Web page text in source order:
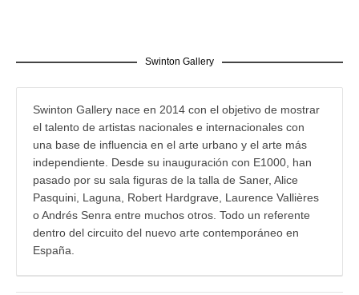
Swinton Gallery
Swinton Gallery nace en 2014 con el objetivo de mostrar
el talento de artistas nacionales e internacionales con
una base de influencia en el arte urbano y el arte más
independiente. Desde su inauguración con E1000, han
pasado por su sala figuras de la talla de Saner, Alice
Pasquini, Laguna, Robert Hardgrave, Laurence Vallières
o Andrés Senra entre muchos otros. Todo un referente
dentro del circuito del nuevo arte contemporáneo en
España.